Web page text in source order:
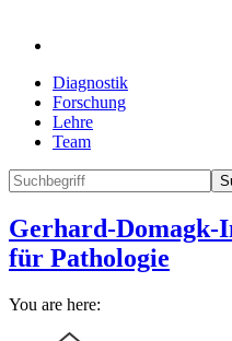
Diagnostik
Forschung
Lehre
Team
Gerhard-Domagk-
für Pathologie
You are here: